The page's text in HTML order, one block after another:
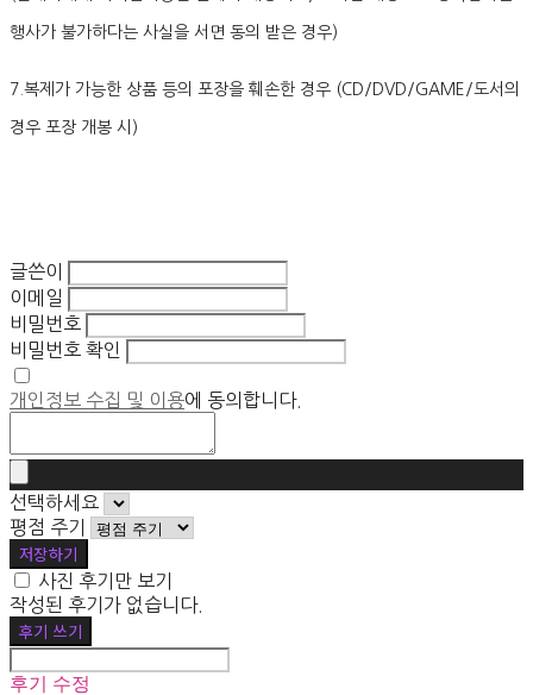
행사가 불가하다는 사실을 서면 동의 받은 경우)
7.복제가 가능한 상품 등의 포장을 훼손한 경우 (CD/DVD/GAME/도서의
경우 포장 개봉 시)
글쓴이
이메일
비밀번호
비밀번호 확인
개인정보 수집 및 이용에 동의합니다.
선택하세요
평점 주기
저장하기
사진 후기만 보기
작성된 후기가 없습니다.
후기 쓰기
후기 수정